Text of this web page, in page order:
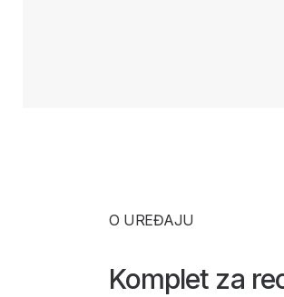
O UREĐAJU
Komplet za